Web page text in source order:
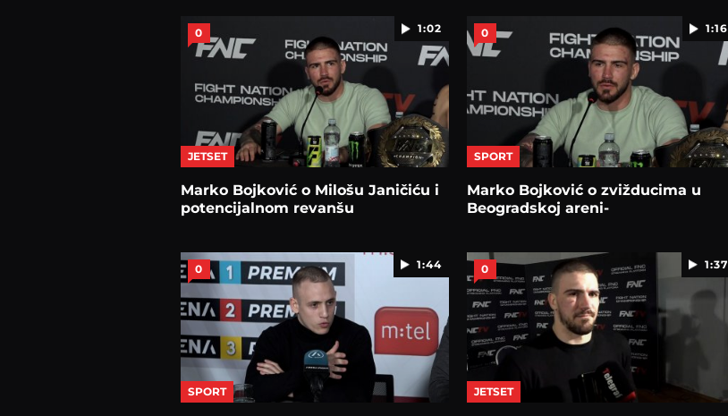
1:02
0
JETSET
Marko Bojković o Milošu Janičiću i
potencijalnom revanšu
1:16
0
SPORT
Marko Bojković o zvižducima u
Beogradskoj areni-
1:44
0
SPORT
1:37
0
JETSET